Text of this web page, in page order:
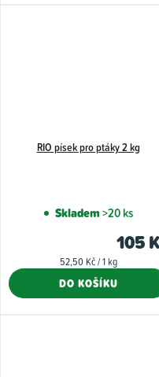
RIO písek pro ptáky 2 kg
Skladem>20 ks
105
Měrná
52,50 Kč / 1 kg
DO KOŠÍKU